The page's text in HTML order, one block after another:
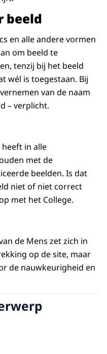
beeld
en alle andere vormen
om beeld te
tenzij bij het beeld
wél is toegestaan. Bij
van de naam
– verplicht.
heeft in alle
met de
beelden. Is dat
niet of niet correct
met het College.
de Mens zet zich in
op de site, maar
de nauwkeurigheid en